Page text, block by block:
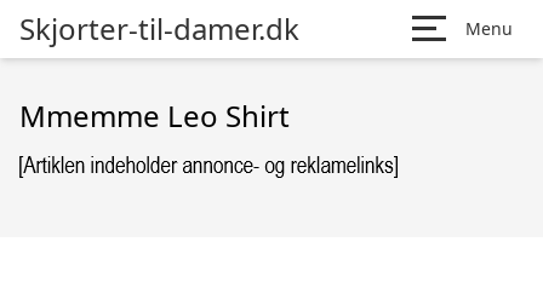
Skjorter-til-damer.dk Menu
Mmemme Leo Shirt